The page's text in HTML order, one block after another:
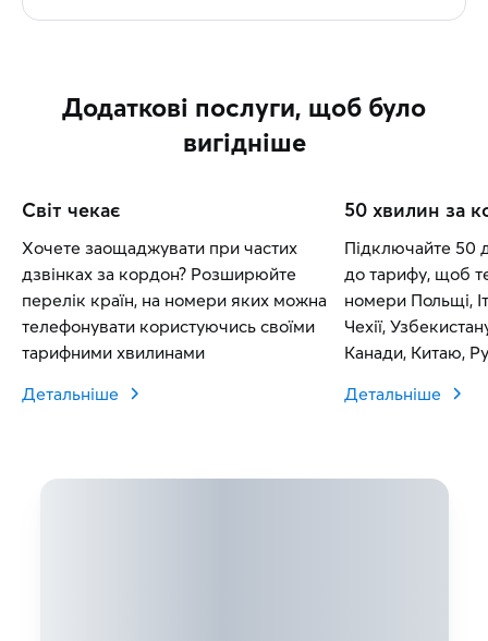
Додаткові послуги, щоб було
вигідніше
Світ чекає
Хочете заощаджувати при частих
дзвінках за кордон? Розширюйте
перелік країн, на номери яких можна
телефонувати користуючись своїми
тарифними хвилинами
Детальніше
50 хвилин за
Підключайте 50
до тарифу, щоб
номери Польщі,
Чехії,
Канади, Китаю,
Детальніше